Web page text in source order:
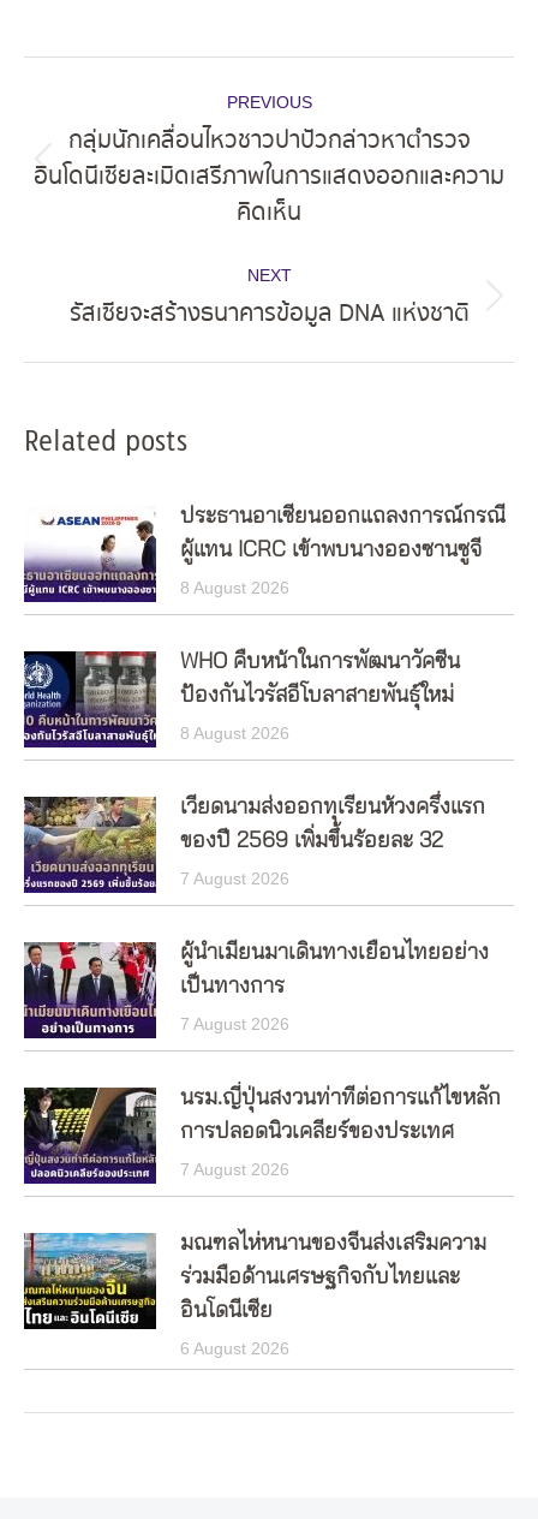
navigation
PREVIOUS
Previous
post:
กลุ่มนักเคลื่อนไหวชาวปาปัวกล่าวหาตำรวจ
อินโดนีเซียละเมิดเสรีภาพในการแสดงออกและความ
คิดเห็น
NEXT
Next
รัสเซียจะสร้างธนาคารข้อมูล DNA แห่งชาติ
Related posts
ประธานอาเซียนออกแถลงการณ์กรณี
ผู้แทน ICRC เข้าพบนางอองซานซูจี
8 August 2026
WHO คืบหน้าในการพัฒนาวัคซีน
ป้องกันไวรัสอีโบลาสายพันธุ์ใหม่
8 August 2026
เวียดนามส่งออกทุเรียนห้วงครึ่งแรก
ของปี 2569 เพิ่มขึ้นร้อยละ 32
7 August 2026
ผู้นำเมียนมาเดินทางเยือนไทยอย่าง
เป็นทางการ
7 August 2026
นรม.ญี่ปุ่นสงวนท่าทีต่อการแก้ไขหลัก
การปลอดนิวเคลียร์ของประเทศ
7 August 2026
มณฑลไห่หนานของจีนส่งเสริมความ
ร่วมมือด้านเศรษฐกิจกับไทยและ
อินโดนีเซีย
6 August 2026